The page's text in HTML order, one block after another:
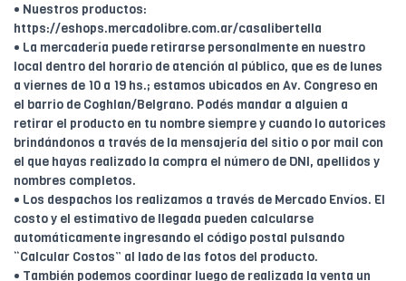
• Nuestros productos:
https://eshops.mercadolibre.com.ar/casalibertella
• La mercadería puede retirarse personalmente en nuestro
local dentro del horario de atención al público, que es de lunes
a viernes de 10 a 19 hs.; estamos ubicados en Av. Congreso en
el barrio de Coghlan/Belgrano. Podés mandar a alguien a
retirar el producto en tu nombre siempre y cuando lo autorices
brindándonos a través de la mensajería del sitio o por mail con
el que hayas realizado la compra el número de DNI, apellidos y
nombres completos.
• Los despachos los realizamos a través de Mercado Envíos. El
costo y el estimativo de llegada pueden calcularse
automáticamente ingresando el código postal pulsando
“Calcular Costos” al lado de las fotos del producto.
• También podemos coordinar luego de realizada la venta un